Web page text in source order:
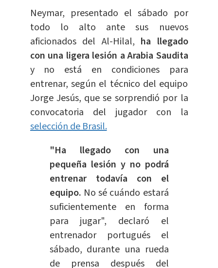
Neymar, presentado el sábado por
todo lo alto ante sus nuevos
aficionados del Al-Hilal, ha llegado
con una ligera lesión a Arabia Saudita
y no está en condiciones para
entrenar, según el técnico del equipo
Jorge Jesús, que se sorprendió por la
convocatoria del jugador con la
selección de Brasil.
"Ha llegado con una
pequeña lesión y no podrá
entrenar todavía con el
equipo. No sé cuándo estará
suficientemente en forma
para jugar", declaró el
entrenador portugués el
sábado, durante una rueda
de prensa después del